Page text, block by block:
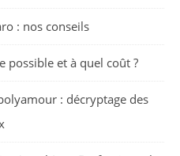
: nos conseils
possible et à quel coût ?
: décryptage des